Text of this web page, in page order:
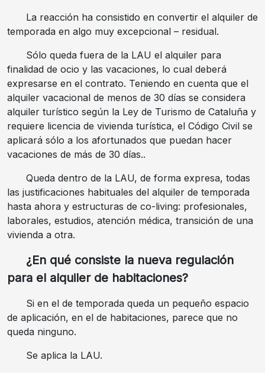
La reacción ha consistido en convertir el alquiler de
temporada en algo muy excepcional – residual.
Sólo queda fuera de la LAU el alquiler para
finalidad de ocio y las vacaciones, lo cual deberá
expresarse en el contrato. Teniendo en cuenta que el
alquiler vacacional de menos de 30 días se considera
alquiler turístico según la Ley de Turismo de Cataluña y
requiere licencia de vivienda turística, el Código Civil se
aplicará sólo a los afortunados que puedan hacer
vacaciones de más de 30 días..
Queda dentro de la LAU, de forma expresa, todas
las justificaciones habituales del alquiler de temporada
hasta ahora y estructuras de co-living: profesionales,
laborales, estudios, atención médica, transición de una
vivienda a otra.
¿En qué consiste la nueva regulación
para el alquiler de habitaciones?
Si en el de temporada queda un pequeño espacio
de aplicación, en el de habitaciones, parece que no
queda ninguno.
Se aplica la LAU.